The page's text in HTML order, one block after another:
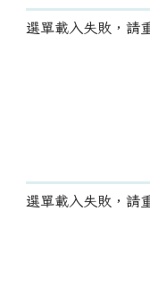
選單載入失敗，請
選單載入失敗，請